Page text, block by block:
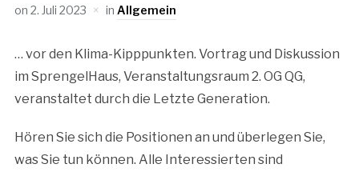
on 2. Juli 2023 in Allgemein
… vor den Klima-Kipppunkten. Vortrag und Diskussion
im SprengelHaus, Veranstaltungsraum 2. OG QG,
veranstaltet durch die Letzte Generation.
Hören Sie sich die Positionen an und überlegen Sie,
was Sie tun können. Alle Interessierten sind